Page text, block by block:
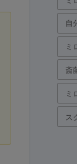
自
ミ
斎
ミ
ス